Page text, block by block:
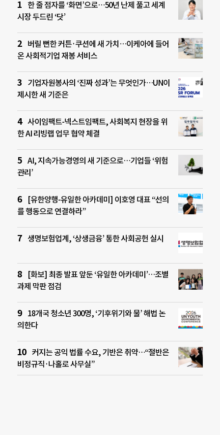
한 줄 점자를 ‘화면’으로…50년 난제 풀고 세계
시장 두드린 ‘닷’
버릴 뻔한 커튼·쿠션에 새 가치…이케아에 들어
온 사회적기업 재봉 서비스
기업자원봉사의 ‘진짜 성과’는 무엇인가…UN이
제시한 새 기준은
사이임팩트-넥스트임팩트, 사회복지 현장을 위
한 AI 리빙랩 업무 협약 체결
AI, 지속가능경영의 새 기준으로…기업들 ‘위험
관리’
[유한양행-유일한 아카데미] 이호영 대표 “선의
를 행동으로 연결하라”
생명보험업계, ‘상생금융’ 통한 사회공헌 실시
[화보] 최종 발표 앞둔 ‘유일한 아카데미’…조별
과제 막판 점검
18개국 청소년 300명, ‘기후위기와 물’ 해법 논
의한다
커지는 공익 법률 수요, 기반은 취약…“절반은
비정규직·나홀로 사무실”